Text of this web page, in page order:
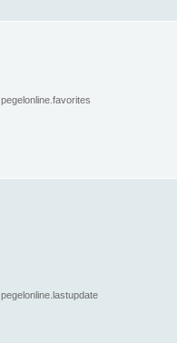
pegelonline.favorites
pegelonline.lastupdate